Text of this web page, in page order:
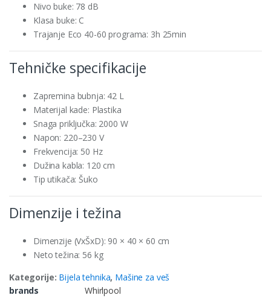
Nivo buke: 78 dB
Klasa buke: C
Trajanje Eco 40-60 programa: 3h 25min
Tehničke specifikacije
Zapremina bubnja: 42 L
Materijal kade: Plastika
Snaga priključka: 2000 W
Napon: 220–230 V
Frekvencija: 50 Hz
Dužina kabla: 120 cm
Tip utikača: Šuko
Dimenzije i težina
Dimenzije (VxŠxD): 90 × 40 × 60 cm
Neto težina: 56 kg
Kategorije: Bijela tehnika, Mašine za veš
brands
Whirlpool